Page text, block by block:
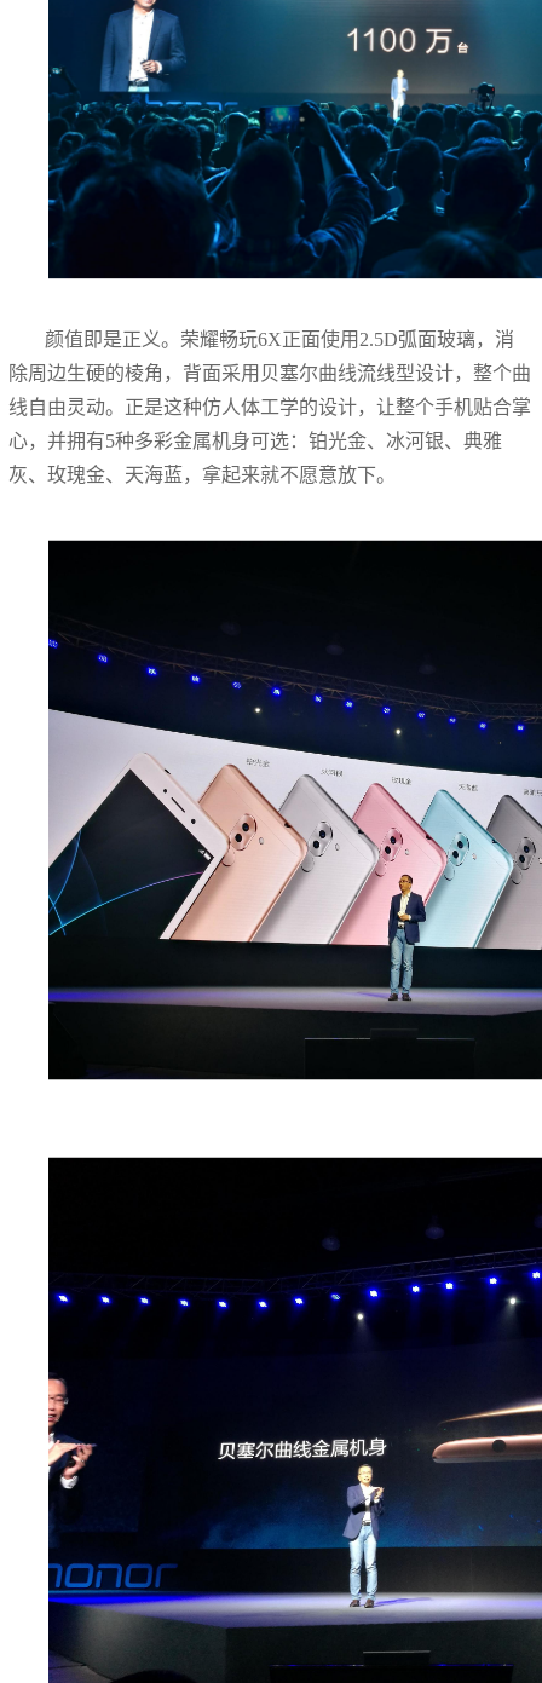
颜值即是正义。荣耀畅玩6X正面使用2.5D弧面玻璃，消
除周边生硬的棱角，背面采用贝塞尔曲线流线型设计，整个曲
线自由灵动。正是这种仿人体工学的设计，让整个手机贴合掌
心，并拥有5种多彩金属机身可选：铂光金、冰河银、典雅
灰、玫瑰金、天海蓝，拿起来就不愿意放下。